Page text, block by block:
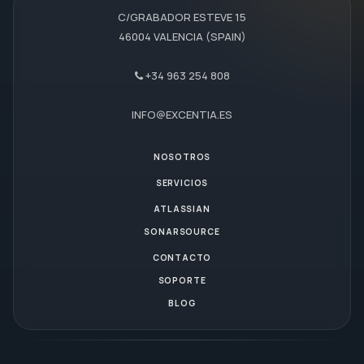
C/GRABADOR ESTEVE 15
46004 VALENCIA (SPAIN)
+34 963 254 808
INFO@EXCENTIA.ES
NOSOTROS
SERVICIOS
ATLASSIAN
SONARSOURCE
CONTACTO
SOPORTE
BLOG